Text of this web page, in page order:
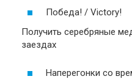
Победа! / Victory!
Получить серебряные
заездах
Наперегонки со